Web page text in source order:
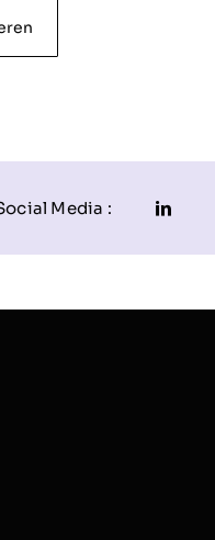
Media :